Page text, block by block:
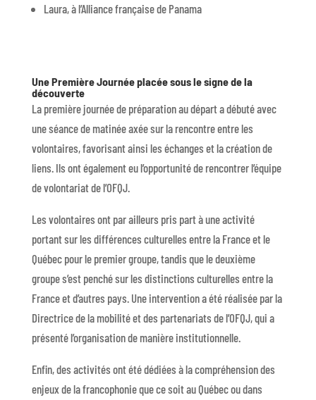
Laura, à l’Alliance française de Panama
Une Première Journée placée sous le signe de la
découverte
La première journée de préparation au départ a débuté avec
une séance de matinée axée sur la rencontre entre les
volontaires, favorisant ainsi les échanges et la création de
liens. Ils ont également eu l’opportunité de rencontrer l’équipe
de volontariat de l’OFQJ.
Les volontaires ont par ailleurs pris part à une activité
portant sur les différences culturelles entre la France et le
Québec pour le premier groupe, tandis que le deuxième
groupe s’est penché sur les distinctions culturelles entre la
France et d’autres pays. Une intervention a été réalisée par la
Directrice de la mobilité et des partenariats de l’OFQJ, qui a
présenté l’organisation de manière institutionnelle.
Enfin, des activités ont été dédiées à la compréhension des
enjeux de la francophonie que ce soit au Québec ou dans